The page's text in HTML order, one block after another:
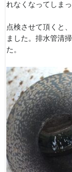
れなくなってしま
点検させて頂くと
ました。排水管清
た。